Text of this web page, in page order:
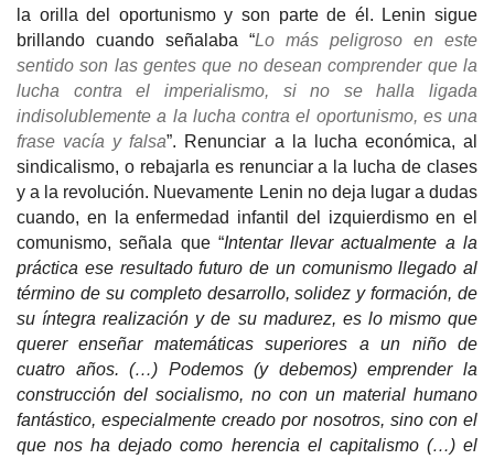
la orilla del oportunismo y son parte de él. Lenin sigue
brillando cuando señalaba “Lo más peligroso en este
sentido son las gentes que no desean comprender que la
lucha contra el imperialismo, si no se halla ligada
indisolublemente a la lucha contra el oportunismo, es una
frase vacía y falsa”. Renunciar a la lucha económica, al
sindicalismo, o rebajarla es renunciar a la lucha de clases
y a la revolución. Nuevamente Lenin no deja lugar a dudas
cuando, en la enfermedad infantil del izquierdismo en el
comunismo, señala que “Intentar llevar actualmente a la
práctica ese resultado futuro de un comunismo llegado al
término de su completo desarrollo, solidez y formación, de
su íntegra realización y de su madurez, es lo mismo que
querer enseñar matemáticas superiores a un niño de
cuatro años. (…) Podemos (y debemos) emprender la
construcción del socialismo, no con un material humano
fantástico, especialmente creado por nosotros, sino con el
que nos ha dejado como herencia el capitalismo (…) el